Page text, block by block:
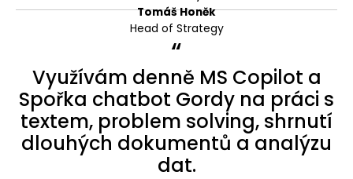
Tomáš Honěk
Head of Strategy
“
Využívám denně MS Copilot a
Spořka chatbot Gordy na práci s
textem, problem solving, shrnutí
dlouhých dokumentů a analýzu
dat.